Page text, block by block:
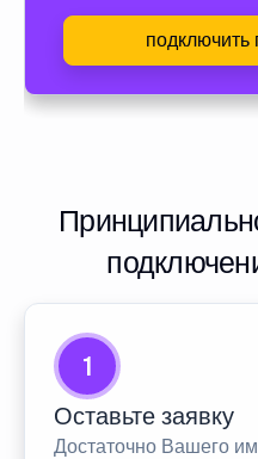
подключить
1
Оставьте заявку
Достаточно Вашего